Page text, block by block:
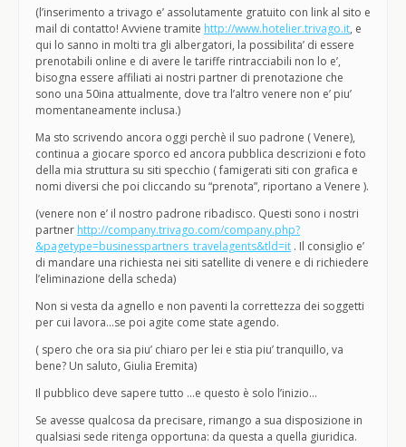
(l’inserimento a trivago e’ assolutamente gratuito con link al sito e
mail di contatto! Avviene tramite http://www.hotelier.trivago.it, e
qui lo sanno in molti tra gli albergatori, la possibilita’ di essere
prenotabili online e di avere le tariffe rintracciabili non lo e’,
bisogna essere affiliati ai nostri partner di prenotazione che
sono una 50ina attualmente, dove tra l’altro venere non e’ piu’
momentaneamente inclusa.)
Ma sto scrivendo ancora oggi perchè il suo padrone ( Venere),
continua a giocare sporco ed ancora pubblica descrizioni e foto
della mia struttura su siti specchio ( famigerati siti con grafica e
nomi diversi che poi cliccando su “prenota”, riportano a Venere ).
(venere non e’ il nostro padrone ribadisco. Questi sono i nostri
partner http://company.trivago.com/company.php?
&pagetype=businesspartners_travelagents&tld=it . Il consiglio e’
di mandare una richiesta nei siti satellite di venere e di richiedere
l’eliminazione della scheda)
Non si vesta da agnello e non paventi la correttezza dei soggetti
per cui lavora…se poi agite come state agendo.
( spero che ora sia piu’ chiaro per lei e stia piu’ tranquillo, va
bene? Un saluto, Giulia Eremita)
Il pubblico deve sapere tutto …e questo è solo l’inizio…
Se avesse qualcosa da precisare, rimango a sua disposizione in
qualsiasi sede ritenga opportuna: da questa a quella giuridica.